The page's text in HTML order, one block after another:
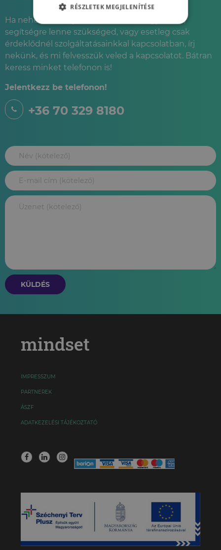
Ha nehéz élethelyzetbe kerültél és úgy érzed,
segítségre lenne szükséged, vagy esetleg csak
érdeklődnél szolgáltatásainkkal kapcsolatban, írj
nekünk, és mi felvesszük veled a kapcsolatot. Bátran
keress minket telefonon is!
Jelentkezz be telefonon!
+36 70 329 8180
KÜLDÉS
mindset
IMPRESSZUM
PARTNEREK
ÁSZF
ADATKEZELÉSI TÁJÉKOZTATÓ
RÉSZLETEK MEGJELENÍTÉSE